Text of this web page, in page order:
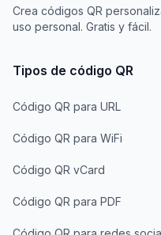
Crea códigos QR
uso personal. Gratis y fácil.
Tipos de código QR
Código QR para URL
Código QR para WiFi
Código QR vCard
Código QR para PDF